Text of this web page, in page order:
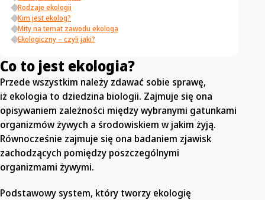
Rodzaje ekologii
Kim jest ekolog?
Mity na temat zawodu ekologa
Ekologiczny – czyli jaki?
Co to jest ekologia?
Przede wszystkim należy zdawać sobie sprawę,
iż ekologia to dziedzina biologii. Zajmuje się ona
opisywaniem zależności między wybranymi gatunkami
organizmów żywych a środowiskiem w jakim żyją.
Równocześnie zajmuje się ona badaniem zjawisk
zachodzących pomiędzy poszczególnymi
organizmami żywymi.
Podstawowy system, który tworzy ekologię